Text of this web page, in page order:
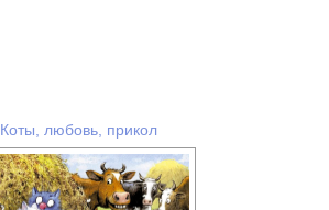
Коты, любовь, прикол